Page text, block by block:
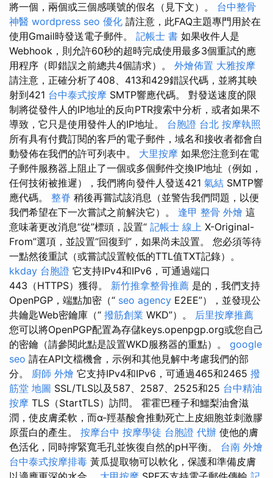
將一個，兩個或三個感嘆號的假名（見下文）。 台中整骨
神醫 wordpress seo 優化 請注意，此FAQ主題專門用於在
使用Gmail時發送電子郵件。 記帳士 書 如果收件人是
Webhook，則允許60秒的超時完成使用最多3個重試的應
用程序（即錯誤之前總共4個請求）。 外燴佈置 大雅按摩
請注意，正確分析了408、413和429錯誤代碼，並將其映
射到421 台中泰式按摩 SMTP響應代碼。 對發送速度的限
制將從發件人的IP地址的反向PTR搜索中分析，或者如果不
導致，它只是使用發件人的IP地址。 台胞證 台北 按摩執照
所有具有付費訂閱的客戶的電子郵件，域名和接收者都會自
動發佈在我們的許可列表中。 大里按摩 如果您注意到在電
子郵件服務器上阻止了一個或多個郵件交換IP地址（例如，
任何技術被推遲），我們將向發件人發送421 氣結 SMTP響
應代碼。 整脊 稍後再嘗試該消息（並警告我們問題，以便
我們希望在下一次嘗試之前解決它）。 逢甲 整骨 外燴 這
意味著更改消息“從”標頭，設置“ 記帳士 線上 X-Original-
From”選項，並設置“回復到”，如果尚未設置。 您必須等待
一點然後重試（或嘗試設置較低的TTL值TXT記錄）。
kkday 台胞證 它支持IPv4和IPv6，可通過端口
443（HTTPS）獲得。 新竹推拿整骨推薦 是的，我們支持
OpenPGP，端點加密（“ seo agency E2EE”），並發現公
共鑰匙Web密鑰庫（“ 撥筋創業 WKD”）。 后里按摩推薦
您可以將OpenPGP配置為存儲keys.openpgp.org或您自己
的密鑰（請參閱此點是設置WKD服務器的重點）。 google
seo 請在API文檔機會，示例和其他見解中考慮我們的部
分。 廚師 外燴 它支持IPv4和IPv6，可通過465和2465 撥
筋堂 地圖 SSL/TLS以及587、2587、2525和25 台中精油
按摩 TLS（StartTLS）訪問。 霍霍巴種子和鱷梨油會滋
潤，使皮膚柔軟，而α-羥基酸會推動死亡上皮細胞並刺激膠
原蛋白的產生。 按摩台中 按摩學徒 台胞證 代辦 使他的膚
色活化，同時擰緊寬毛孔並恢復自然的pH平衡。 台南 外燴
台中泰式按摩排毒 黃瓜提取物可以軟化，保護和準備皮膚